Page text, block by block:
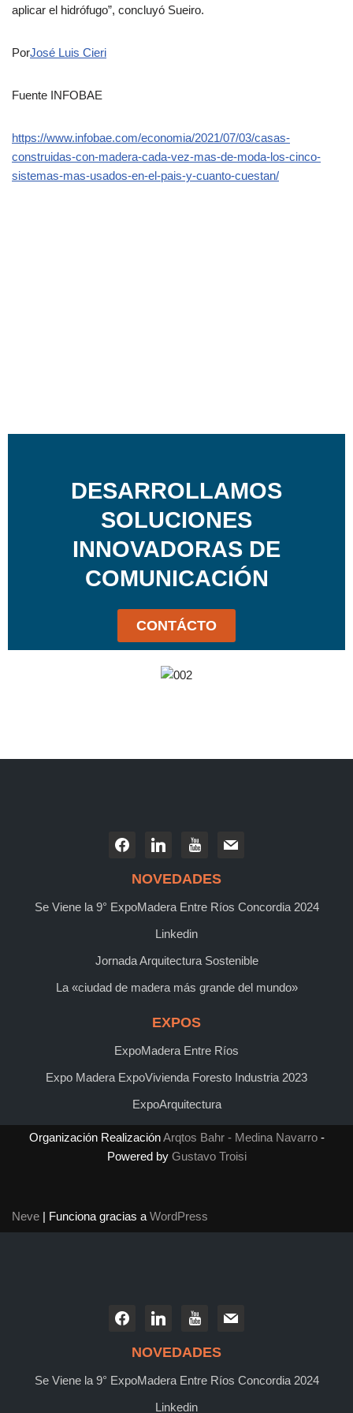
aplicar el hidrófugo”, concluyó Sueiro.
PorJosé Luis Cieri
Fuente INFOBAE
https://www.infobae.com/economia/2021/07/03/casas-
construidas-con-madera-cada-vez-mas-de-moda-los-cinco-
sistemas-mas-usados-en-el-pais-y-cuanto-cuestan/
DESARROLLAMOS
SOLUCIONES
INNOVADORAS DE
COMUNICACIÓN
CONTÁCTO
NOVEDADES
Se Viene la 9° ExpoMadera Entre Ríos Concordia 2024
Linkedin
Jornada Arquitectura Sostenible
La «ciudad de madera más grande del mundo»
EXPOS
ExpoMadera Entre Ríos
Expo Madera ExpoVivienda Foresto Industria 2023
ExpoArquitectura
Organización RealizaciónArqtos Bahr - Medina Navarro-
Powered by Gustavo Troisi
Neve | Funciona gracias a WordPress
NOVEDADES
Se Viene la 9° ExpoMadera Entre Ríos Concordia 2024
Linkedin